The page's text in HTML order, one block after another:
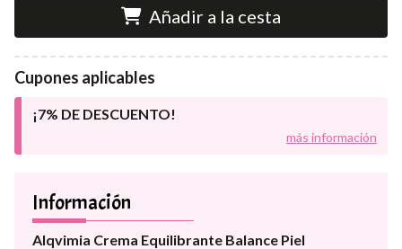
Añadir a la cesta
Cupones aplicables
¡7% DE DESCUENTO!
más información
Información
Alqvimia Crema Equilibrante Balance Piel